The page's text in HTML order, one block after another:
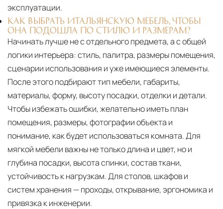
эксплуатации.
КАК ВЫБРАТЬ ИТАЛЬЯНСКУЮ МЕБЕЛЬ, ЧТОБЫ
ОНА ПОДОШЛА ПО СТИЛЮ И РАЗМЕРАМ?
Начинать лучше не с отдельного предмета, а с общей
логики интерьера: стиль, палитра, размеры помещения,
сценарии использования и уже имеющиеся элементы.
После этого подбирают тип мебели, габариты,
материалы, форму, высоту посадки, отделки и детали.
Чтобы избежать ошибки, желательно иметь план
помещения, размеры, фотографии объекта и
понимание, как будет использоваться комната. Для
мягкой мебели важны не только длина и цвет, но и
глубина посадки, высота спинки, состав ткани,
устойчивость к нагрузкам. Для столов, шкафов и
систем хранения — проходы, открывание, эргономика и
привязка к инженерии.